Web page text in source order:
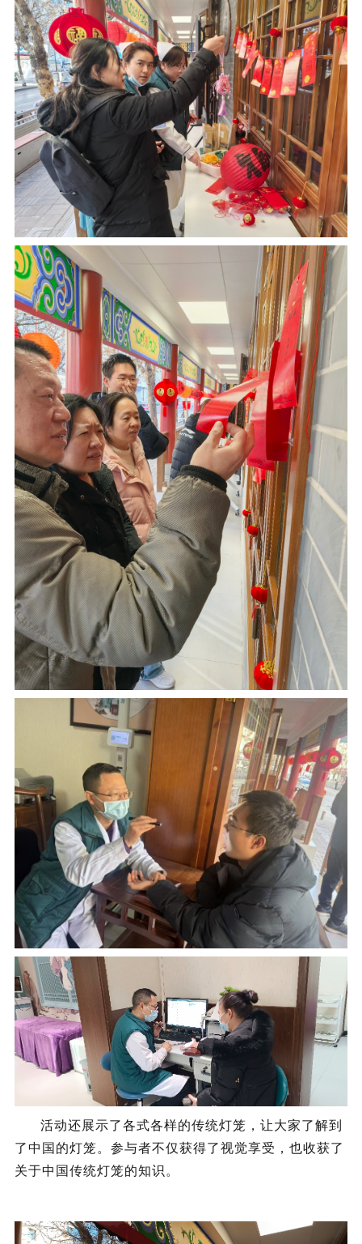
活动还展示了各式各样的传统灯笼，让大家了解到
了中国的灯笼。 参与者不仅获得了视觉享受，也收获了
关于中国传统灯笼的知识。